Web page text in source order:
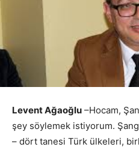
Levent Ağaoğlu –Hocam,
şey söylemek istiyorum.
– dört tanesi Türk ülkeleri,